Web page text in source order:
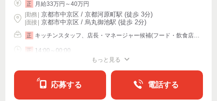
正
月給33万円～40万円
|勤務 京都市中京区 / 京都河原町駅 (徒歩 3分)
| 面接 | 京都市中京区 / 烏丸御池駅 (徒歩 2分)
正 キッチンスタッフ、店長・マネージャー候補(フード・飲食店)、皿洗い・洗い場
正 14:00～00:00
もっと見る
応募する 電話する